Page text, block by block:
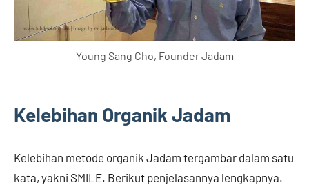
Young Sang Cho, Founder Jadam
Kelebihan Organik Jadam
Kelebihan metode organik Jadam tergambar dalam satu
kata, yakni SMILE. Berikut penjelasannya lengkapnya.